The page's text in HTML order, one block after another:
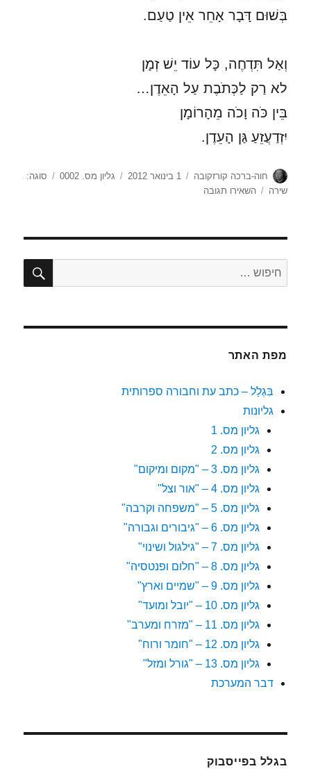
בְּשׁוּם דָּבָר אָחֵר אֵין טַעַם.
וְאַל תִּדְחֶה, כָּל עוֹד יֵשׁ זְמָן
לא רַק לַכְּתֹבֶת עַל הָאֵדֶן…
בֵּין כֹּה וָכֹה מֵהָרוֹמָן
יִזְדַעֲזֵעַ גַּן הָעֵדֶן.
מחבר
חוה-ברכה קורזקובה
פורסם1 בינואר 2012 קטגוריות
גליון מס. 0002 תגיות
סוגה:
שירה
השאירו תגובהעבור
חפש: חיפוש
מפת האתר
בִּגְלַל – כתב עת וחבורה ספרותית
גליונות
גליון מס. 1
גליון מס. 2
גליון מס. 3 – "מקום ומיקום"
גליון מס. 4 – "אור וצל"
גליון מס. 5 – "משפחה וקרבה"
גליון מס. 6 – "גיבורים וגבורה"
גליון מס. 7 – "גילגול ושינוי"
גליון מס. 8 – "חלום ופנטסיה"
גליון מס. 9 – "שמיים וארץ"
גליון מס. 10 – "יובל ומועד"
גליון מס. 11 – "מזרח ומערב"
גליון מס. 12 – "חומר ורוח"
גליון מס. 13 – "גורל ומזל"
דבר המערכת
בגלל בפייסבוק